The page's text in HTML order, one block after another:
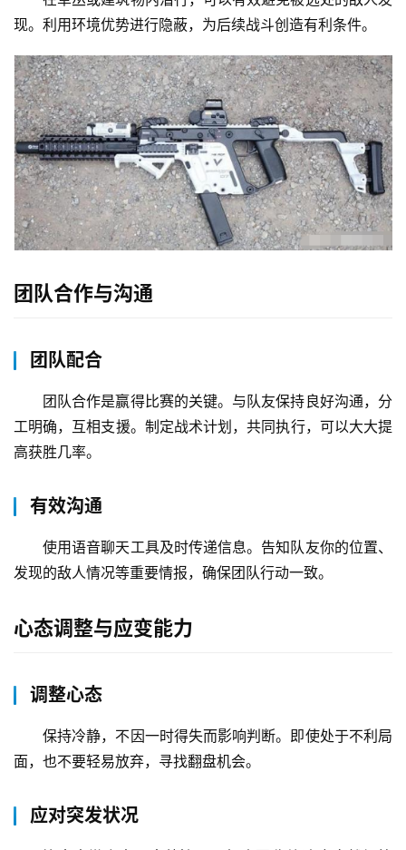
现。利用环境优势进行隐蔽，为后续战斗创造有利条件。
团队合作与沟通
团队配合
团队合作是赢得比赛的关键。与队友保持良好沟通，分
工明确，互相支援。制定战术计划，共同执行，可以大大提
高获胜几率。
有效沟通
使用语音聊天工具及时传递信息。告知队友你的位置、
发现的敌人情况等重要情报，确保团队行动一致。
心态调整与应变能力
调整心态
保持冷静，不因一时得失而影响判断。即使处于不利局
面，也不要轻易放弃，寻找翻盘机会。
应对突发状况